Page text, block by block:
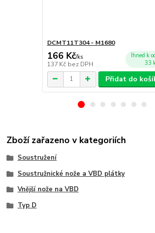
DCMT11T304 - M1680
166 Kč/ks
137 Kč bez DPH
Ihned k
33
Přidat do
Zboží zařazeno v kategoriích
Soustružení
Soustružnické nože a VBD plátky
Vnější nože na VBD
Typ D